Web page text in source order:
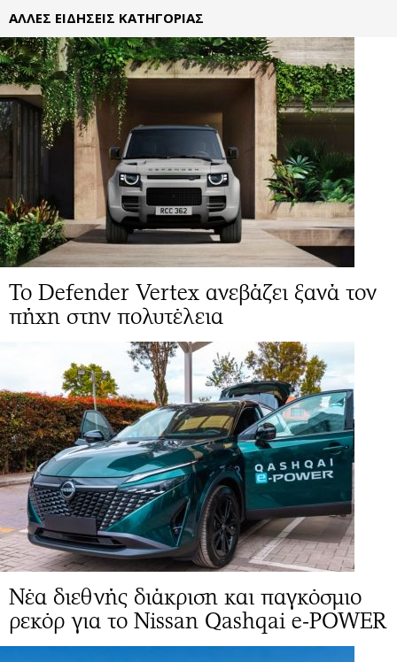
ΑΛΛΕΣ ΕΙΔΗΣΕΙΣ ΚΑΤΗΓΟΡΙΑΣ
Το Defender Vertex ανεβάζει ξανά τον
πήχη στην πολυτέλεια
Νέα διεθνής διάκριση και παγκόσμιο
ρεκόρ για το Nissan Qashqai e-POWER